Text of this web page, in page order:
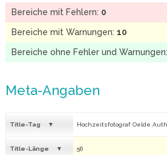
Bereiche mit Fehlern: 0
Bereiche mit Warnungen: 10
Bereiche ohne Fehler und Warnungen:
Meta-Angaben
Title-Tag Hochzeitsfotograf Oelde
Title-Länge 56